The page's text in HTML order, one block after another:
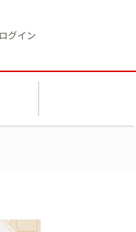
ログイン